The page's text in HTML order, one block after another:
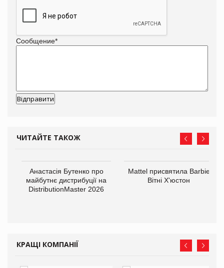
Сообщение*
ЧИТАЙТЕ ТАКОЖ
Анастасія Бутенко про
майбутнє дистрибуції на
DistributionMaster 2026
Mattel присвятила Barbie
Вітні Х'юстон
КРАЩІ КОМПАНІЇ